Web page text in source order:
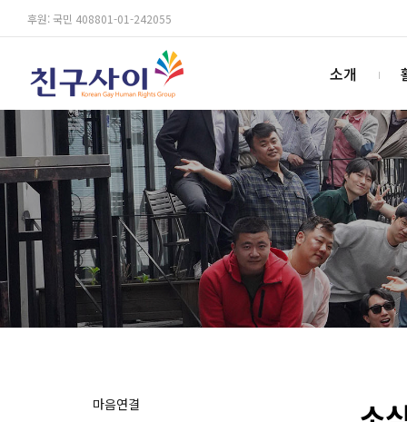
후원: 국민 408801-01-242055
소개
마음연결